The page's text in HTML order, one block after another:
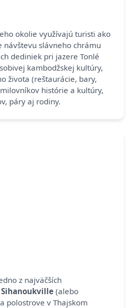
okolie využívajú turisti ako
návštevu slávneho chrámu
dediniek pri jazere Tonlé
kambodžskej kultúry,
života (reštaurácie, bary,
histórie a kultúry,
páry aj rodiny.
z najväčších
Sihanoukville (alebo
polostrove v Thajskom